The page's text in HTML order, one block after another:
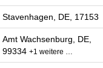
Stavenhagen, DE, 17153
Amt Wachsenburg, DE,
99334 +1 weitere …